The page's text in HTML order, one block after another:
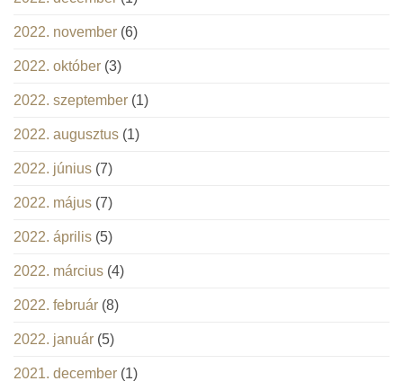
2022. november (6)
2022. október (3)
2022. szeptember (1)
2022. augusztus (1)
2022. június (7)
2022. május (7)
2022. április (5)
2022. március (4)
2022. február (8)
2022. január (5)
2021. december (1)